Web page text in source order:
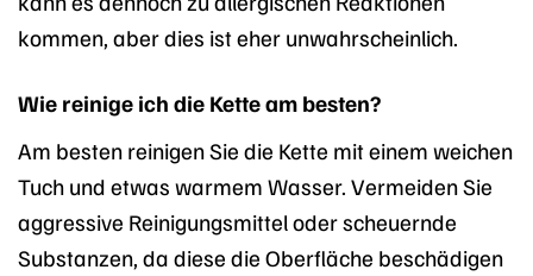
kommen, aber dies ist eher unwahrscheinlich.
Wie reinige ich die Kette am besten?
Am besten reinigen Sie die Kette mit einem weichen
Tuch und etwas warmem Wasser. Vermeiden Sie
aggressive Reinigungsmittel oder scheuernde
Substanzen, da diese die Oberfläche beschädigen